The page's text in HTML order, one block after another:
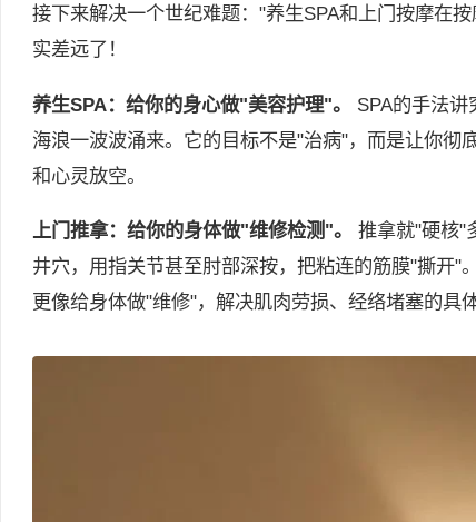
接下来解决一个世纪难题："养生SPA和上门按摩在
实差远了！
养生SPA：给你的身心做"美容护理"。 SPA的手法
海浪一波波涌来。它的目标不是"治病"，而是让你彻
和心灵放空。
上门推拿：给你的身体做"维修检测"。
推拿就"硬核"
井穴，用指关节甚至肘部深按，把粘连的筋膜"撕开"
更像给身体做"维修"，解决肌肉劳损、经络堵塞的具体